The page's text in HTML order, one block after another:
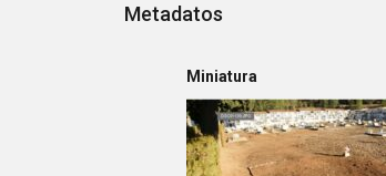
Metadatos
Miniatura